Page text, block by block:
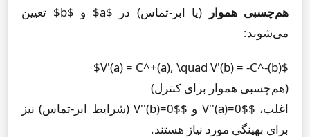
هم‌چسبی هموار
(یا ابر-تماس) در $a$ و $b$ تعیین
می‌شوند:
$V'(a) = C^+(a), \quad V'(b) = -C^-(b)$
(هم‌چسبی هموار برای کنترل)
اغلب، $V''(a)=0$ و $V''(b)=0$ (شرایط ابر-تماس) نیز
برای بهینگی مورد نیاز هستند.